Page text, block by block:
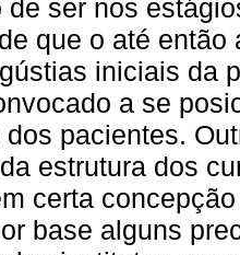
de ser nos
que o até
iniciais da
a se
dos pacientes.
estrutura dos
certa
base alguns